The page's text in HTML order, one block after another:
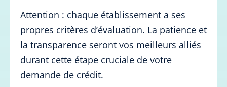
Attention : chaque établissement a ses
propres critères d’évaluation. La patience et
la transparence seront vos meilleurs alliés
durant cette étape cruciale de votre
demande de crédit.